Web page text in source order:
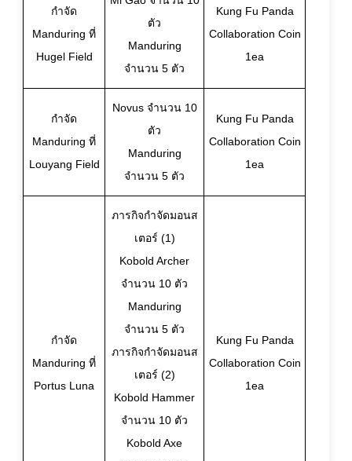
กำจัด
Manduring ที่
Hugel Field
ตัว
Manduring
จำนวน 5 ตัว
Kung Fu Panda
Collaboration Coin
1ea
กำจัด
Manduring ที่
Louyang Field
Novus จำนวน 10
ตัว
Manduring
จำนวน 5 ตัว
Kung Fu Panda
Collaboration Coin
1ea
กำจัด
Manduring ที่
Portus Luna
ภารกิจกำจัดมอนส
เตอร์ (1)
Kobold Archer
จำนวน 10 ตัว
Manduring
จำนวน 5 ตัว
ภารกิจกำจัดมอนส
เตอร์ (2)
Kobold Hammer
จำนวน 10 ตัว
Kobold Axe
Kung Fu Panda
Collaboration Coin
1ea